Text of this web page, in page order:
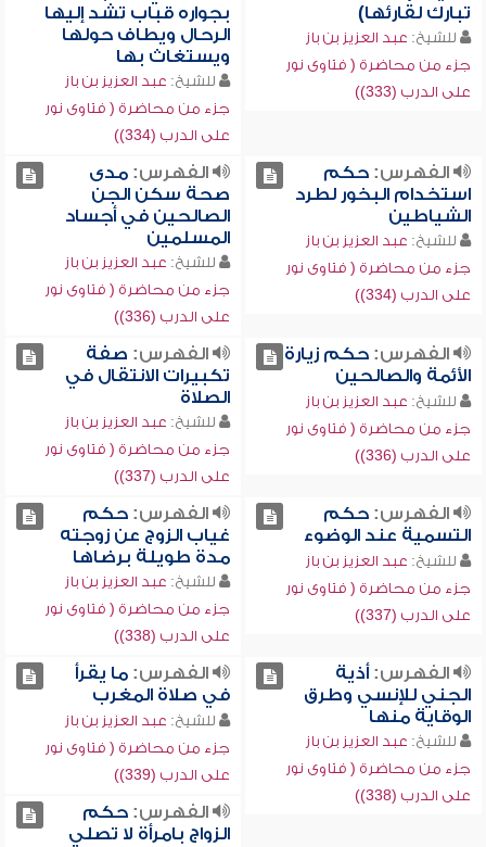
تبارك لقارئها)
للشيخ: عبد العزيز بن باز
جزء من محاضرة ( فتاوى نور
على الدرب (333))
بجواره قباب تشد إليها
الرحال ويطاف حولها
ويستغاث بها
للشيخ: عبد العزيز بن باز
جزء من محاضرة ( فتاوى نور
على الدرب (334))
الفهرس:حكم
استخدام البخور لطرد
الشياطين
للشيخ: عبد العزيز بن باز
جزء من محاضرة ( فتاوى نور
على الدرب (334))
الفهرس:مدى
صحة سكن الجن
الصالحين في أجساد
المسلمين
للشيخ: عبد العزيز بن باز
جزء من محاضرة ( فتاوى نور
على الدرب (336))
الفهرس:حكم زيارة
الأئمة والصالحين
للشيخ: عبد العزيز بن باز
جزء من محاضرة ( فتاوى نور
على الدرب (336))
الفهرس: صفة
تكبيرات الانتقال في
الصلاة
للشيخ: عبد العزيز بن باز
جزء من محاضرة ( فتاوى نور
على الدرب (337))
الفهرس:حكم
التسمية عند الوضوء
للشيخ: عبد العزيز بن باز
جزء من محاضرة ( فتاوى نور
على الدرب (337))
الفهرس:حكم
غياب الزوج عن زوجته
مدة طويلة برضاها
للشيخ: عبد العزيز بن باز
جزء من محاضرة ( فتاوى نور
على الدرب (338))
الفهرس:أذية
الجني للإنسي وطرق
الوقاية منها
للشيخ: عبد العزيز بن باز
جزء من محاضرة ( فتاوى نور
على الدرب (338))
الفهرس:ما يقرأ
في صلاة المغرب
للشيخ: عبد العزيز بن باز
جزء من محاضرة ( فتاوى نور
على الدرب (339))
الفهرس:حكم
الزواج بامرأة لا تصلي